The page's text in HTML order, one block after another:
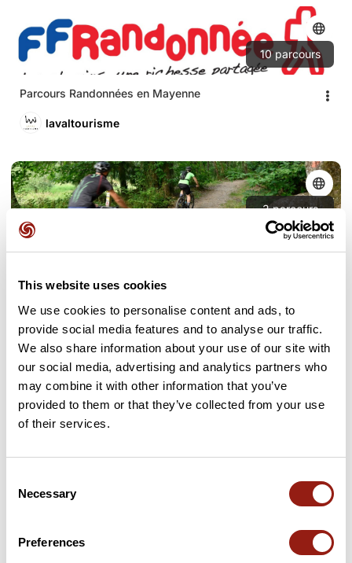
This website uses cookies
We use cookies to personalise content and ads, to
provide social media features and to analyse our traffic.
We also share information about your use of our site with
our social media, advertising and analytics partners who
may combine it with other information that you’ve
provided to them or that they’ve collected from your use
of their services.
Selection
Necessary
Preferences
10 parcours
Parcours Randonnées en Mayenne
lavaltourisme
3 parcours
lavaltourisme
22 parcours
Parcours Trail en Mayenne